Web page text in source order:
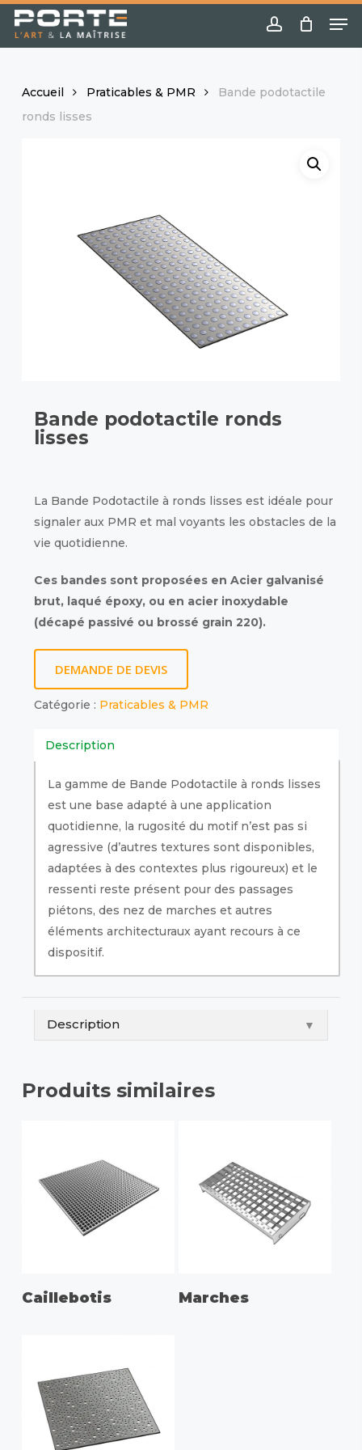
Skip
main
account
Accueil Praticables & PMR
Bande podotactile
ronds lisses
Bande podotactile ronds
lisses
La Bande Podotactile à ronds lisses est idéale pour
signaler aux PMR et mal voyants les obstacles de la
vie quotidienne.
Ces bandes sont proposées en Acier galvanisé
brut, laqué époxy, ou en acier inoxydable
(décapé passivé ou brossé grain 220).
DEMANDE DE DEVIS
Catégorie : Praticables & PMR
Description
La gamme de Bande Podotactile à ronds lisses
est une base adapté à une application
quotidienne, la rugosité du motif n’est pas si
agressive (d’autres textures sont disponibles,
adaptées à des contextes plus rigoureux) et le
ressenti reste présent pour des passages
piétons, des nez de marches et autres
éléments architecturaux ayant recours à ce
dispositif.
Description ▼
Produits similaires
Caillebotis Marches